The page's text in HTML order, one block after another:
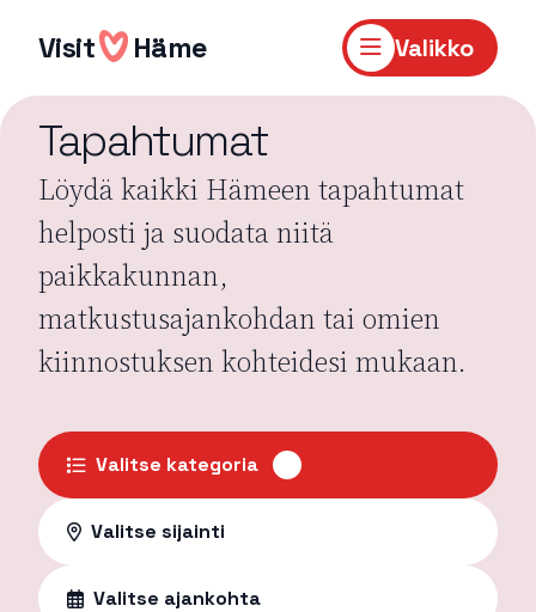
sisältöön
Visit Häme Valikko
Tapahtumat
Löydä kaikki Hämeen tapahtumat
helposti ja suodata niitä
paikkakunnan,
matkustusajankohdan tai omien
kiinnostuksen kohteidesi mukaan.
Valitse kategoria
Valitse sijainti
Valitse ajankohta